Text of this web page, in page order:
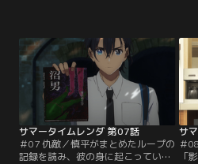
についての数多の知識を持ち合わせ
ていた。一方、夏祭りの会場内では
「影」による大虐殺が行われてい
た。慎平は助けに向かうも、次々と
殺される友人たち。やがて「影」
は…。【提供：バンダイチャンネ
ル】
の
ぶ
「
猟
「
の
ネ
サマータイムレンダ 第07話
＃07 仇敵／慎平がまとめたループの
記録を読み、彼の身に起こっている
サ
＃
「